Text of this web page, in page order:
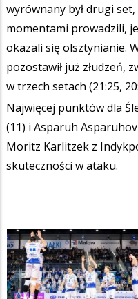
wyrównany był drugi
momentami prowadzili,
okazali się olsztynianie.
pozostawił już złudzeń,
w trzech setach (21:25,
Najwięcej punktów dla
(11) i Asparuh
Moritz Karlitzek z
skuteczności w ataku.